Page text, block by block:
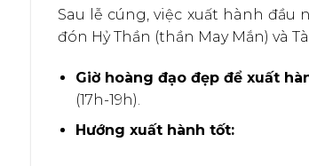
Sau lễ cúng, việc xuất hành
đón Hỷ Thần (thần May Mắn) và
Giờ hoàng đạo đẹp để xuất
(17h-19h).
Hướng xuất hành tốt: